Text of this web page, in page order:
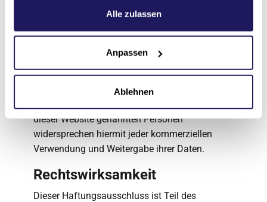
.Alle zulassen
Anpassen
Ablehnen
Die Verwendung der Kontaktdaten des
ausdrücklich nicht erwünscht, es sei denn der
Anbieter hatte zuvor seine schriftliche
Einwilligung erteilt oder es besteht bereits eine
dieser Website genannten Personen
widersprechen hiermit jeder kommerziellen
Verwendung und Weitergabe ihrer Daten.
Rechtswirksamkeit
Dieser Haftungsausschluss ist Teil des